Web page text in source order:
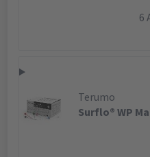
6
Terumo
Surflo® WP